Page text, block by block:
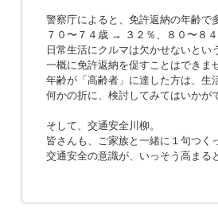
警察庁によると、免許返納の年齢で
７０〜７４歳 → ３２％、８０〜８
日常生活にクルマは欠かせないとい
一概に免許返納を促すことはできま
年齢が「高齢者」に達した方は、生
何かの折に、検討してみてはいかが
そして、交通安全川柳。
皆さんも、ご家族と一緒に１句つく
交通安全の意識が、いっそう高まる